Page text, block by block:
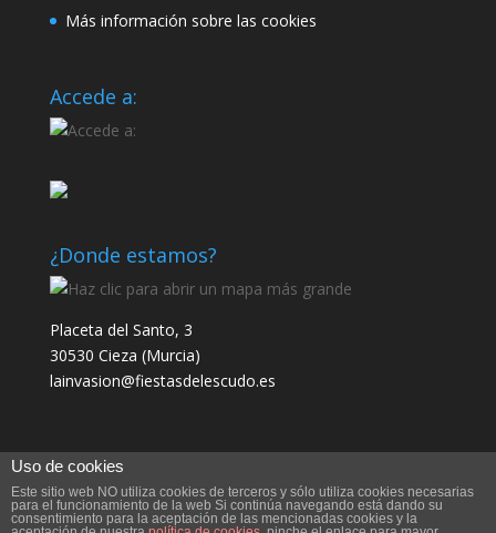
Más información sobre las cookies
Accede a:
¿Donde estamos?
Placeta del Santo, 3
30530 Cieza (Murcia)
lainvasion@fiestasdelescudo.es
Uso de cookies
Este sitio web NO utiliza cookies de terceros y sólo utiliza cookies necesarias
para el funcionamiento de la web Si continúa navegando está dando su
consentimiento para la aceptación de las mencionadas cookies y la